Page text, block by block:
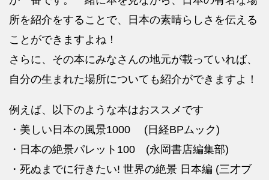
所を紹介をすることで、日本の素晴らしさを伝える
ことができますよね！
さらに、その本にみなさんの地元が載っていれば、
自分の生まれた場所についても紹介ができますよ！
例えば、以下のような本はおススメです
・美しい日本の風景1000 (日経BPムック)
・日本の絶景パレット100 (永岡書店編集部)
・死ぬまでに行きたい! 世界の絶景 日本編 (三才ブ